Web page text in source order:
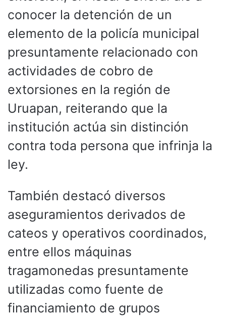
conocer la detención de un
elemento de la policía municipal
presuntamente relacionado con
actividades de cobro de
extorsiones en la región de
Uruapan, reiterando que la
institución actúa sin distinción
contra toda persona que infrinja la
ley.
También destacó diversos
aseguramientos derivados de
cateos y operativos coordinados,
entre ellos máquinas
tragamonedas presuntamente
utilizadas como fuente de
financiamiento de grupos